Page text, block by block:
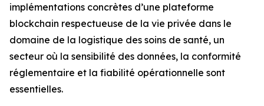
implémentations concrètes d’une plateforme
blockchain respectueuse de la vie privée dans le
domaine de la logistique des soins de santé, un
secteur où la sensibilité des données, la conformité
réglementaire et la fiabilité opérationnelle sont
essentielles.